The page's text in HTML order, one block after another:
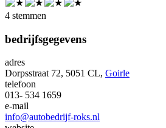
4 stemmen
bedrijfsgegevens
adres
Dorpsstraat 72, 5051 CL, Goirle
telefoon
013- 534 1659
e-mail
info@autobedrijf-roks.nl